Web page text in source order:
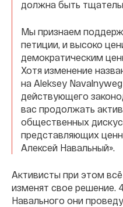
должна быть
Мы признаем
петиции, и высоко
демократическим
Хотя изменение
на Aleksey
действующего
вас продолжать
общественных
представляющих
Алексей Навальный».
Активисты при этом
изменят свое решение.
Навального они